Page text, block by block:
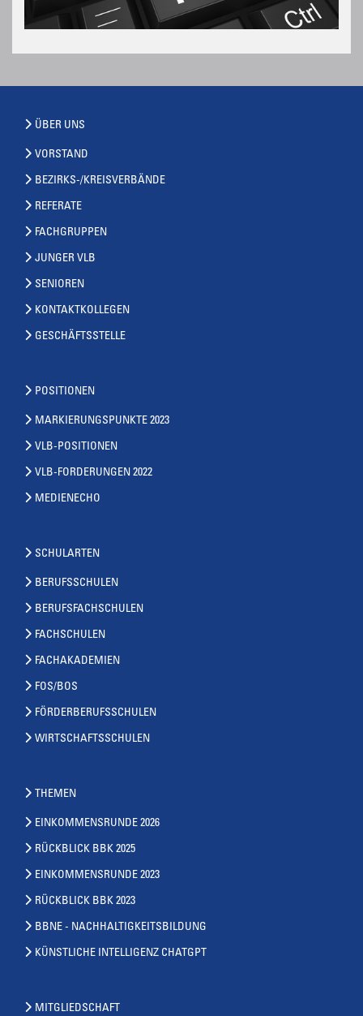
ÜBER UNS
VORSTAND
BEZIRKS-/KREISVERBÄNDE
REFERATE
FACHGRUPPEN
JUNGER VLB
SENIOREN
KONTAKTKOLLEGEN
GESCHÄFTSSTELLE
POSITIONEN
MARKIERUNGSPUNKTE 2023
VLB-POSITIONEN
VLB-FORDERUNGEN 2022
MEDIENECHO
SCHULARTEN
BERUFSSCHULEN
BERUFSFACHSCHULEN
FACHSCHULEN
FACHAKADEMIEN
FOS/BOS
FÖRDERBERUFSSCHULEN
WIRTSCHAFTSSCHULEN
THEMEN
EINKOMMENSRUNDE 2026
RÜCKBLICK BBK 2025
EINKOMMENSRUNDE 2023
RÜCKBLICK BBK 2023
BBNE - NACHHALTIGKEITSBILDUNG
KÜNSTLICHE INTELLIGENZ CHATGPT
MITGLIEDSCHAFT